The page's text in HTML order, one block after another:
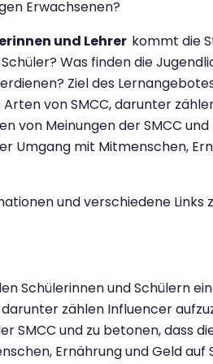
Erwachsenen?
und Lehrer kommt die
Was finden die
Ziel des
von SMCC, darunter
von Meinungen der SMCC
Umgang mit Mitmenschen,
und verschiedene
Schülerinnen und Schülern
zählen Influencer
SMCC und zu betonen, dass
Ernährung und Geld